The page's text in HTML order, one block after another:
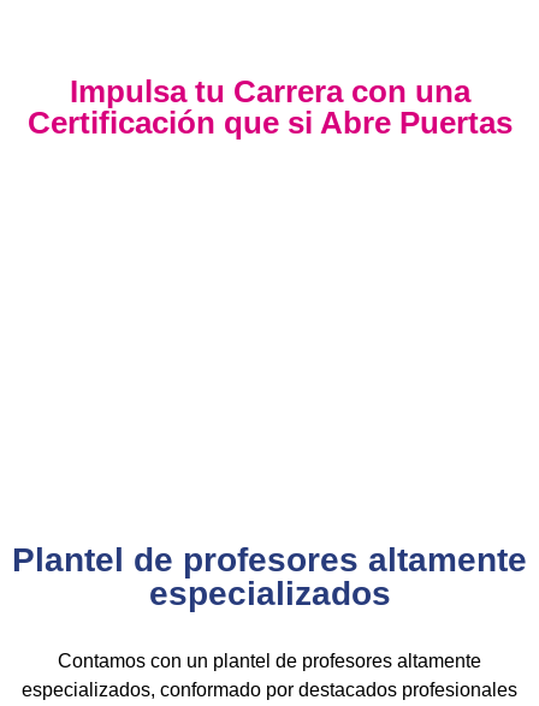
Impulsa tu Carrera con una
Certificación que si Abre Puertas
Plantel de profesores altamente
especializados
Contamos con un plantel de profesores altamente
especializados, conformado por destacados profesionales